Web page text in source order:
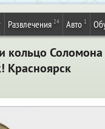
Развлечения 24 Авто 1
кольцо
Красноярск